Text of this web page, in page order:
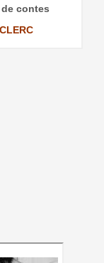
contes